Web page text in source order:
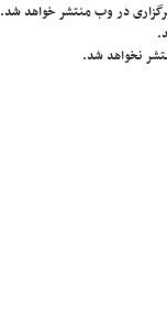
در وب منتشر خواهد شد.
نخواهد شد.